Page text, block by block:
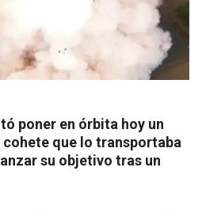
poner en órbita hoy un
que lo transportaba
su objetivo tras un